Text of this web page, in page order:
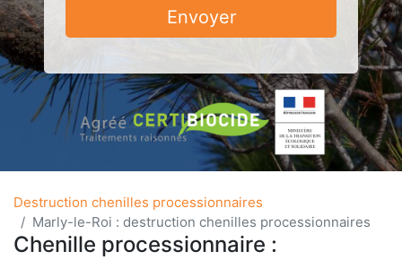
Envoyer
Destruction chenilles processionnaires
Marly-le-Roi : destruction chenilles processionnaires
Chenille processionnaire :